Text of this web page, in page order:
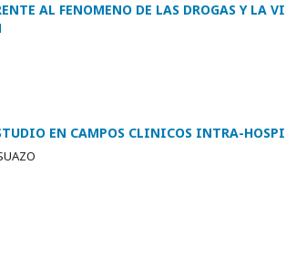
AL FENOMENO DE LAS DROGAS Y LA
EN CAMPOS CLINICOS INTRA-